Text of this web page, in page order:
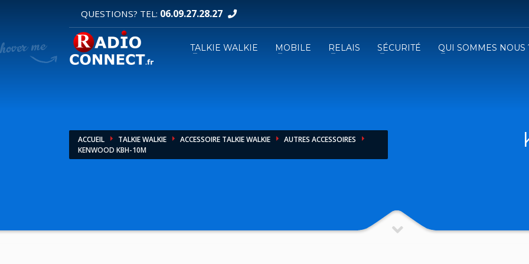
DEMANDE DE DEVIS
1 Sélectionnez vos produits.
QUESTIONS? TEL: 06.09.27.28.27
TALKIE WALKIE MOBILE RELAIS SÉCURITÉ QUI SOMMES NOUS
ACCUEIL TALKIE WALKIE ACCESSOIRE TALKIE WALKIE
AUTRES ACCESSOIRES
KENWOOD KBH-10M